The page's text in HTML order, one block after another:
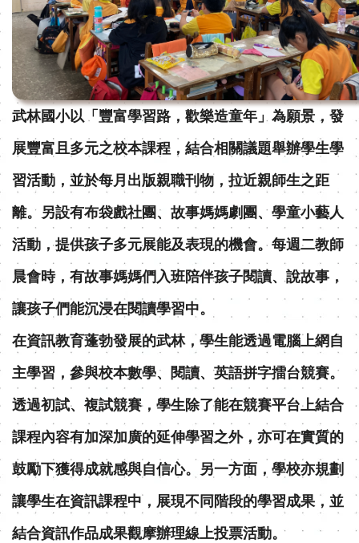
武林國小以「豐富學習路，歡樂造童年」為願景，發
展豐富且多元之校本課程，結合相關議題舉辦學生學
習活動，並於每月出版親職刊物，拉近親師生之距
離。另設有布袋戲社團、故事媽媽劇團、學童小藝人
活動，提供孩子多元展能及表現的機會。每週二教師
晨會時，有故事媽媽們入班陪伴孩子閱讀、說故事，
讓孩子們能沉浸在閱讀學習中。
在資訊教育蓬勃發展的武林，學生能透過電腦上網自
主學習，參與校本數學、閱讀、英語拼字擂台競賽。
透過初試、複試競賽，學生除了能在競賽平台上結合
課程內容有加深加廣的延伸學習之外，亦可在實質的
鼓勵下獲得成就感與自信心。另一方面，學校亦規劃
讓學生在資訊課程中，展現不同階段的學習成果，並
結合資訊作品成果觀摩辦理線上投票活動。